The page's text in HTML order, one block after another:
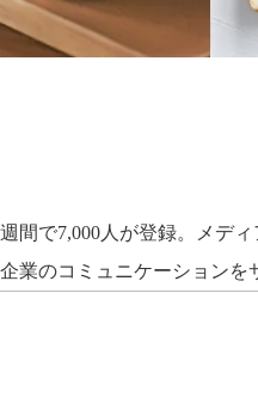
間で7,000人が登録。メデ
のコミュニケーションを